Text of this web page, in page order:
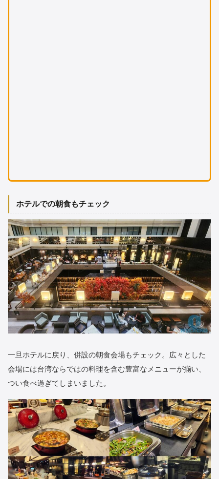
ホテルでの朝食もチェック
一旦ホテルに戻り、併設の朝食会場もチェック。広々とした
会場には台湾ならではの料理を含む豊富なメニューが揃い、
つい食べ過ぎてしまいました。